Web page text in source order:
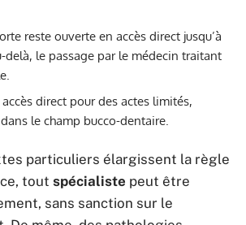
reste ouverte en accès direct jusqu’à
delà, le passage par le médecin traitant
accès direct pour des actes limités,
le champ bucco-dentaire.
particuliers élargissent la règle
tout spécialiste peut être
sans sanction sur le